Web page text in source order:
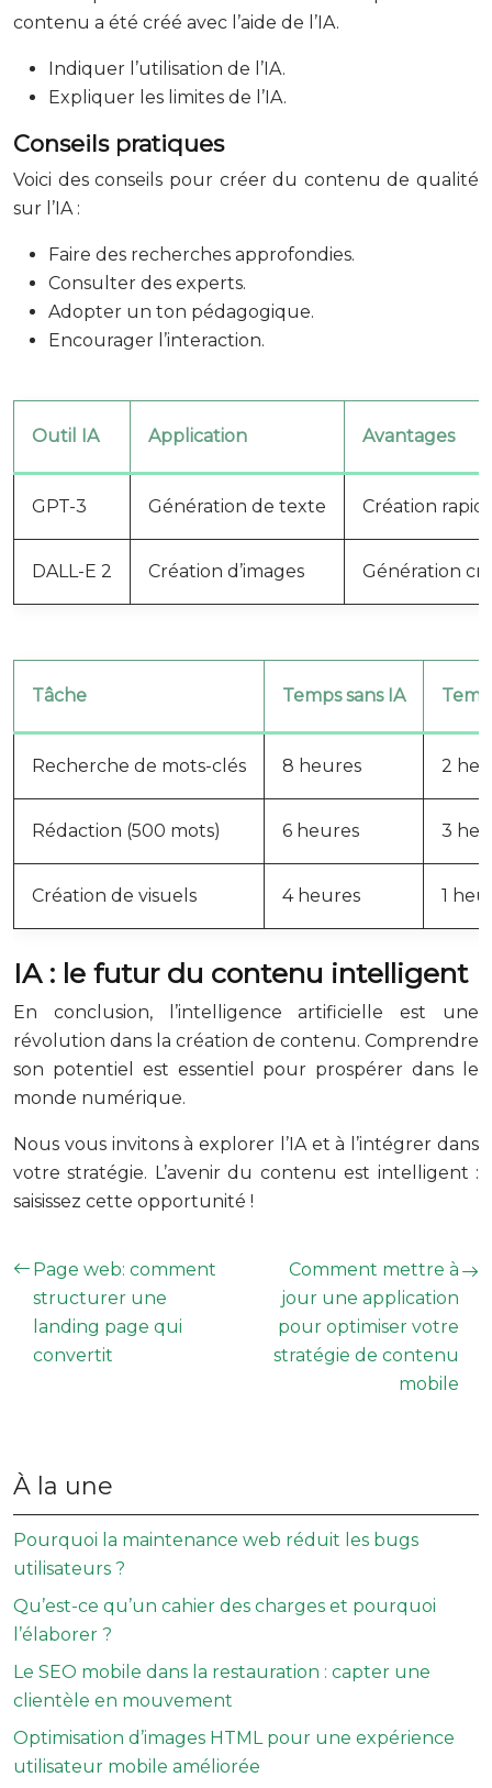
contenu a été créé avec l’aide de l’IA.
Indiquer l’utilisation de l’IA.
Expliquer les limites de l’IA.
Conseils pratiques
Voici des conseils pour créer du contenu de qualité
sur l’IA :
Faire des recherches approfondies.
Consulter des experts.
Adopter un ton pédagogique.
Encourager l’interaction.
Outil IA Application Avantages
GPT-3 Génération de texte Création
DALL-E 2 Création d’images Génération
Tâche Temps sans IA
Recherche de mots-clés 8 heures 2
Rédaction (500 mots) 6 heures 3
Création de visuels 4 heures 1
IA : le futur du contenu intelligent
En conclusion, l’intelligence artificielle est une
révolution dans la création de contenu. Comprendre
son potentiel est essentiel pour prospérer dans le
monde numérique.
Nous vous invitons à explorer l’IA et à l’intégrer dans
votre stratégie. L’avenir du contenu est intelligent :
saisissez cette opportunité !
Page web: comment
structurer une
landing page qui
convertit
Comment mettre à
jour une application
pour optimiser votre
stratégie de contenu
mobile
À la une
Pourquoi la maintenance web réduit les bugs
utilisateurs ?
Qu’est-ce qu’un cahier des charges et pourquoi
l’élaborer ?
Le SEO mobile dans la restauration : capter une
clientèle en mouvement
Optimisation d’images HTML pour une expérience
utilisateur mobile améliorée